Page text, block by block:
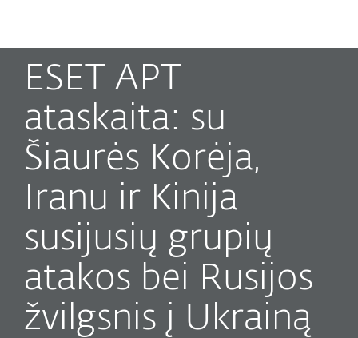
ESET APT
ataskaita: su
Šiaurės Korėja,
Iranu ir Kinija
susijusių grupių
atakos bei Rusijos
žvilgsnis į Ukrainą